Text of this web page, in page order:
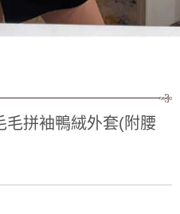
毛拼袖鴨絨外套(附腰